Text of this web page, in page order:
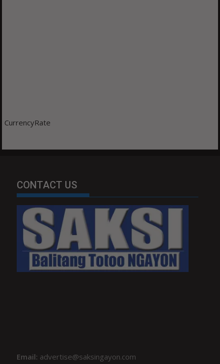
CurrencyRate
CONTACT US
Email: advertise@saksingayon.com